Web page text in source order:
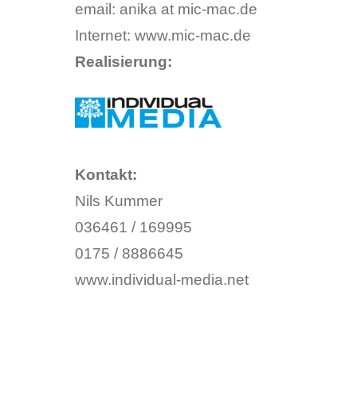
email: anika at mic-mac.de
Internet: www.mic-mac.de
Realisierung:
Kontakt:
Nils Kummer
036461 / 169995
0175 / 8886645
www.individual-media.net